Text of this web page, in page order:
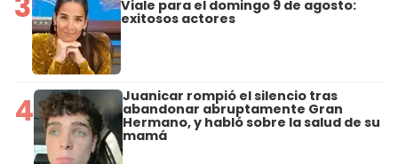
Viale para el domingo 9 de agosto:
exitosos actores
4 Juanicar rompió el silencio tras
abandonar abruptamente Gran
Hermano, y habló sobre la salud de su
mamá